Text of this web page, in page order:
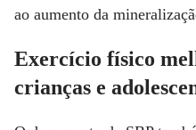
ao aumento da
Exercício físico
crianças e